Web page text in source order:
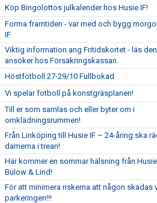
Köp Bingolottos julkalender hos Husie IF!
Forma framtiden - var med och bygg
IF
Viktig information ang Fritidskortet - läs
ansöker hos Försäkringskassan.
Höstfotboll 27-29/10 Fullbokad
Vi spelar fotboll på konstgräsplanen!
Till er som samlas och eller byter om i
omklädningsrummen!
Från Linköping till Husie IF – 24-åring ska
damerna i trean!
Här kommer en sommar hälsning från
Bülow & Lind!
För att minimera riskerna att någon skadas
parkeringen!!!